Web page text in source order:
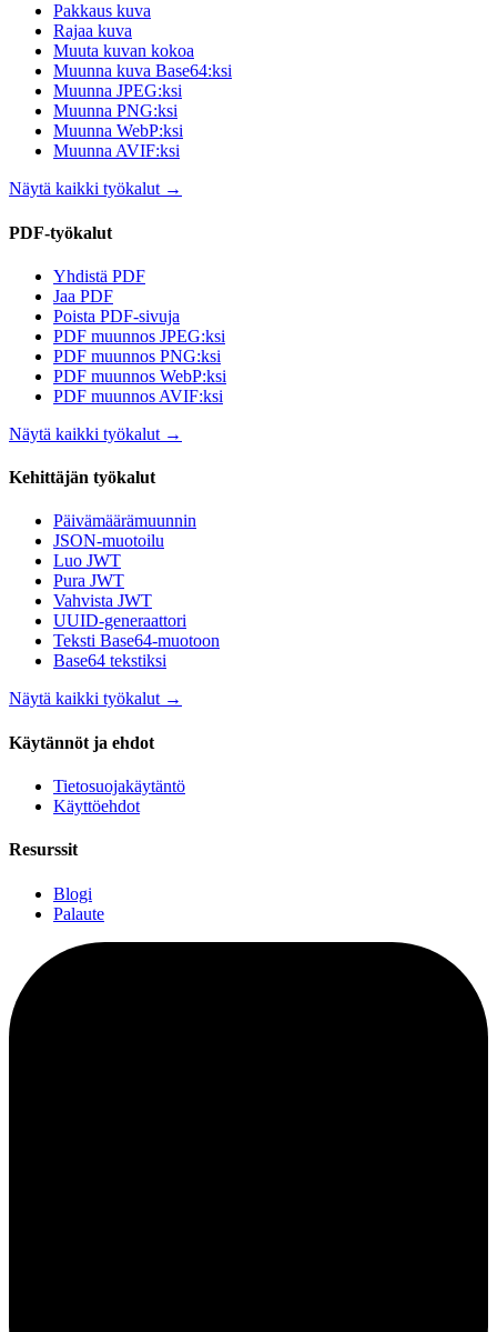
Pakkaus kuva
Rajaa kuva
Muuta kuvan kokoa
Muunna kuva Base64:ksi
Muunna JPEG:ksi
Muunna PNG:ksi
Muunna WebP:ksi
Muunna AVIF:ksi
Näytä kaikki työkalut→
PDF-työkalut
Yhdistä PDF
Jaa PDF
Poista PDF-sivuja
PDF muunnos JPEG:ksi
PDF muunnos PNG:ksi
PDF muunnos WebP:ksi
PDF muunnos AVIF:ksi
Näytä kaikki työkalut →
Kehittäjän työkalut
Päivämäärämuunnin
JSON-muotoilu
Luo JWT
Pura JWT
Vahvista JWT
UUID-generaattori
Teksti Base64-muotoon
Base64 tekstiksi
Näytä kaikki työkalut→
Käytännöt ja ehdot
Tietosuojakäytäntö
Käyttöehdot
Resurssit
Blogi
Palaute